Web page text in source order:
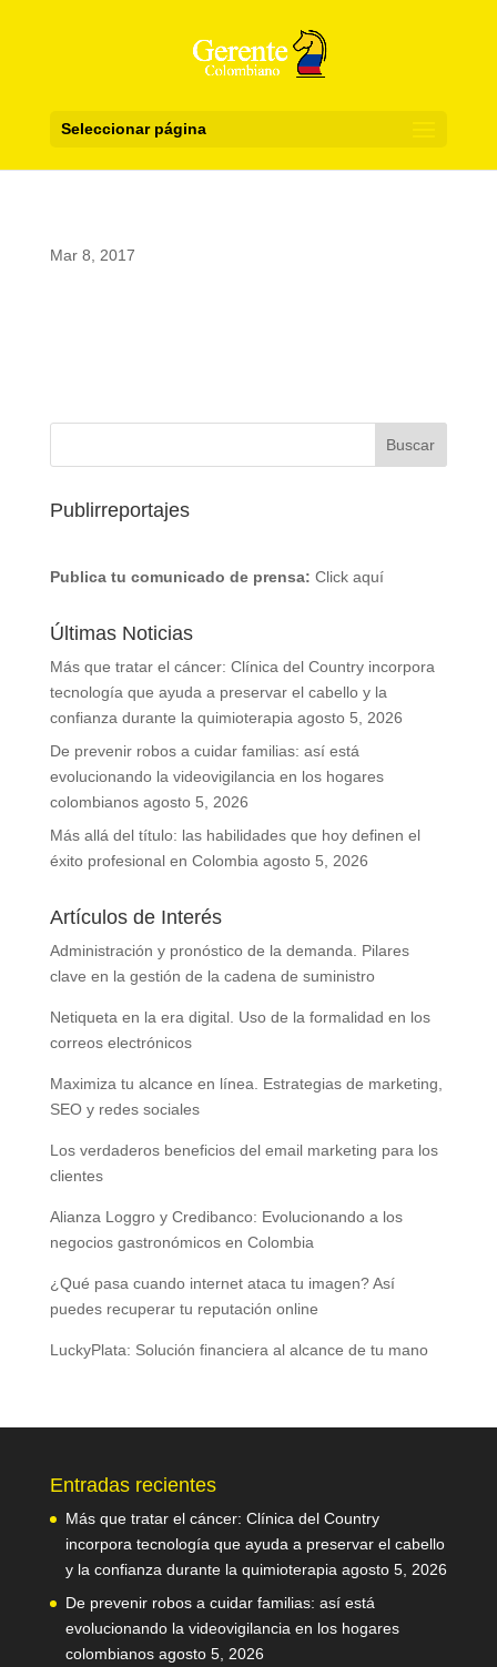
Seleccionar página
Mar 8, 2017
Publirreportajes
Publica tu comunicado de prensa: Click aquí
Últimas Noticias
Más que tratar el cáncer: Clínica del Country incorpora
tecnología que ayuda a preservar el cabello y la
confianza durante la quimioterapia agosto 5, 2026
De prevenir robos a cuidar familias: así está
evolucionando la videovigilancia en los hogares
colombianos agosto 5, 2026
Más allá del título: las habilidades que hoy definen el
éxito profesional en Colombia agosto 5, 2026
Artículos de Interés
Administración y pronóstico de la demanda. Pilares
clave en la gestión de la cadena de suministro
Netiqueta en la era digital. Uso de la formalidad en los
correos electrónicos
Maximiza tu alcance en línea. Estrategias de marketing,
SEO y redes sociales
Los verdaderos beneficios del email marketing para los
clientes
Alianza Loggro y Credibanco: Evolucionando a los
negocios gastronómicos en Colombia
¿Qué pasa cuando internet ataca tu imagen? Así
puedes recuperar tu reputación online
LuckyPlata: Solución financiera al alcance de tu mano
Entradas recientes
Más que tratar el cáncer: Clínica del Country
incorpora tecnología que ayuda a preservar el cabello
y la confianza durante la quimioterapia agosto 5, 2026
De prevenir robos a cuidar familias: así está
evolucionando la videovigilancia en los hogares
colombianos agosto 5, 2026